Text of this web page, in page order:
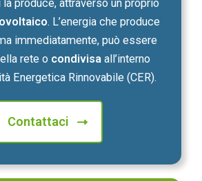
produce, attraverso un proprio
. L’energia che produce
immediatamente, può essere
rete o condivisa all’interno
Energetica Rinnovabile (CER).
Contattaci